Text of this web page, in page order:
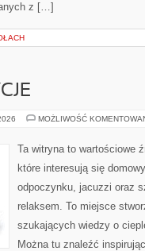
z […]
MOŻLIWOŚĆ
Ta witryna to wartościowe
które interesują się
odpoczynku, jacuzzi oraz
relaksem. To miejsce
szukających wiedzy o
Można tu znaleźć